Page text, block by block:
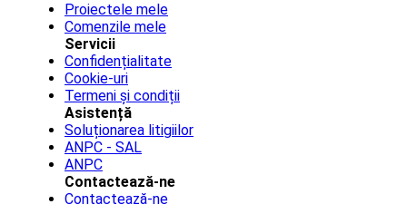
Proiectele mele
Comenzile mele
Servicii
Confidențialitate
Cookie-uri
Termeni și condiții
Asistență
Soluționarea litigiilor
ANPC - SAL
ANPC
Contactează-ne
Contactează-ne